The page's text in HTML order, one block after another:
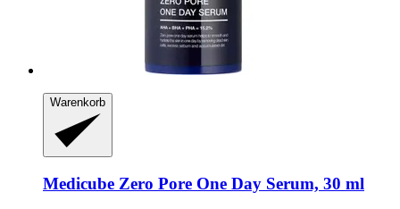
Warenkorb
Medicube Zero Pore One Day Serum, 30 ml